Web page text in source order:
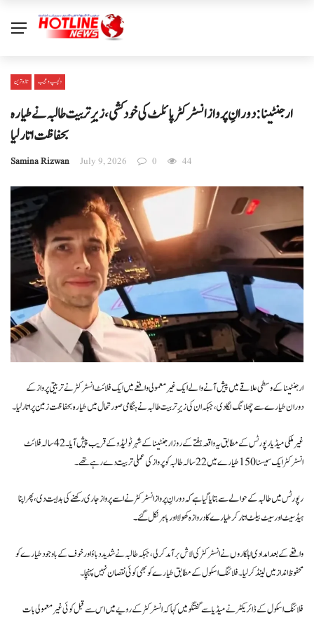
تازہ ترین دلچسپ و عجیب
ارجنٹینا: دورانِ پرواز انسٹرکٹر پائلٹ کی خودکشی، زیرِ تربیت طالبہ نے طیارہ
بحفاظت اتار لیا
Samina Rizwan July 9, 2026 0 44
ارجنٹینا کے وسطی علاقے میں پیش آنے والے ایک غیرمعمولی واقعے میں ایک فلائٹ انسٹرکٹر نے تربیتی پرواز کے
دوران طیارے سے چھلانگ لگا دی، جبکہ ان کی زیرِ تربیت طالبہ نے ہنگامی صورتحال میں طیارہ بحفاظت زمین پر اتار لیا۔
غیرملکی میڈیا رپورٹس کے مطابق یہ واقعہ ہفتے کے روز ارجنٹینا کے شہر ٹولیڈو کے قریب پیش آیا۔ 42 سالہ فلائٹ
انسٹرکٹر ایک سیسنا 150 طیارے میں 22 سالہ طالبہ کو پرواز کی عملی تربیت دے رہے تھے۔
رپورٹس میں طالبہ کے حوالے سے بتایا گیا ہے کہ دورانِ پرواز انسٹرکٹر نے اسے پرواز جاری رکھنے کی ہدایت دی، پھر اپنا
ہیڈسیٹ اور سیٹ بیلٹ اتار کر طیارے کا دروازہ کھولا اور باہر نکل گئے۔
واقعے کے بعد امدادی اہلکاروں نے انسٹرکٹر کی لاش برآمد کر لی، جبکہ طالبہ نے شدید دباؤ اور خوف کے باوجود طیارے کو
محفوظ انداز میں لینڈ کر لیا۔ فلائنگ اسکول کے مطابق طیارے کو بھی کوئی نقصان نہیں پہنچا۔
فلائنگ اسکول کے ڈائریکٹر نے میڈیا سے گفتگو میں کہا کہ انسٹرکٹر کے رویے میں اس سے قبل کوئی غیرمعمولی بات